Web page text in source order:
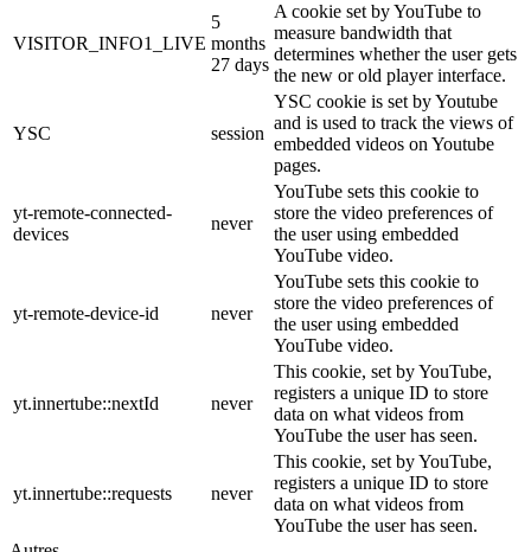
VISITOR_INFO1_LIVE
5
months
27 days
A cookie set by YouTube to
measure bandwidth that
determines whether the user gets
the new or old player interface.
YSC session
YSC cookie is set by Youtube
and is used to track the views of
embedded videos on Youtube
pages.
yt-remote-connected-
devices
never
YouTube sets this cookie to
store the video preferences of
the user using embedded
YouTube video.
yt-remote-device-id never
YouTube sets this cookie to
store the video preferences of
the user using embedded
YouTube video.
yt.innertube::nextId never
This cookie, set by YouTube,
registers a unique ID to store
data on what videos from
YouTube the user has seen.
yt.innertube::requests never
This cookie, set by YouTube,
registers a unique ID to store
data on what videos from
YouTube the user has seen.